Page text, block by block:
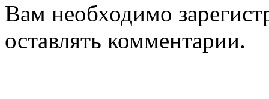
Вам необходимо
оставлять комментарии.